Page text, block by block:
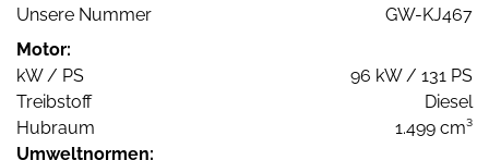
Unsere Nummer
GW-KJ467
Motor:
kW / PS
96 kW / 131 PS
Treibstoff
Diesel
Hubraum
1.499 cm³
Umweltnormen: